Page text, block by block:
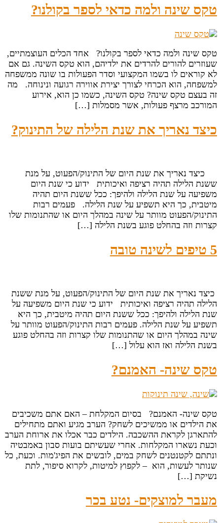
טקס שינה ולמה כדאי לספר בקולנו?
טקס שינה ולמה כדאי לספר בקולנו? אחד הכלים העוצמתיים,
שעוזרים להורים להרדים את ילדיהם, הוא טקס השינה. גם אם
לא קוראים לו בשמו המקצועי וסדר הפעולות בו שונה ממשפחה
למשפחה, הוא הכרחי לצורך יצירת אווירה רגועה ונינוחה. מה
זה בעצם טקס שינה? טקס השינה, כשמו כן הוא, אירוע
המורכב מרצף פעולות, אשר מסמלות […]
כיצד נאריך את שנת הלילה של התינוק?
כיצד נאריך את שנת היום של התינוק/הפעוט, על מנת
ששנת הלילה תהיה רציפה ואיכותית ידוע כי שנת היום
משפיעה על שנת הלילה ולהיפך: ככל ששנת היום תהיה
מיטבית, כך היא תשפיע על שנת הלילה. פעמים רבות
התינוק/הפעוט מוותר על שינה במהלך היום או שהתנומות שלו
קצרות וזה בהחלט פוגע בשנת הלילה […]
5 טיפים לשינה טובה
כיצד נאריך את שנת היום של התינוק/הפעוט, על מנת ששנת
הלילה תהיה רציפה ואיכותית ידוע כי שנת היום משפיעה על
שנת הלילה ולהיפך: ככל ששנת היום תהיה מיטבית, כך היא
תשפיע על שנת הלילה. פעמים רבות התינוק/הפעוט מוותר על
שינה במהלך היום או שהתנומות שלו קצרות וזה בהחלט פוגע
בשנת הלילה ואז הוא עלול […]
טקס שינה- האמנם?
טקס שינה- האמנם? בסיום המקלחת – האם אתם משכיבים
את הילדים או ממשיכים לשחק? הערב מגיע ואתם מתחילים
להתארגן לקראת ההשכבה. הילדים כבר אכלו את ארוחת הערב
וכעת נשארו המקלחות. אחרי שעשיתם בועות סבון באמבטיה
ונתתם לקטנטנים לשחק במים, לובשים את הפיג'מות. וכעת, כל
שנותר לעשות, הוא – לקפוץ למיטות, לקרוא סיפור, לתת
נשיקת […]
מעבר למוצקים- נטע בכר